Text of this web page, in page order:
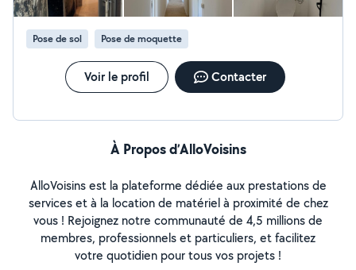
Pose de sol Pose de moquette
Voir le profil Contacter
À Propos d’AlloVoisins
AlloVoisins est la plateforme dédiée aux prestations de
services et à la location de matériel à proximité de chez
vous ! Rejoignez notre communauté de 4,5 millions de
membres, professionnels et particuliers, et facilitez
votre quotidien pour tous vos projets !